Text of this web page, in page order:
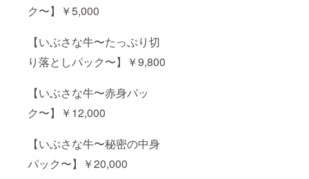
ク〜】￥5,000
【いぶさな牛〜たっぷり切
り落としパック〜】￥9,800
【いぶさな牛〜赤身パッ
ク〜】￥12,000
【いぶさな牛〜秘密の中身
パック〜】￥20,000